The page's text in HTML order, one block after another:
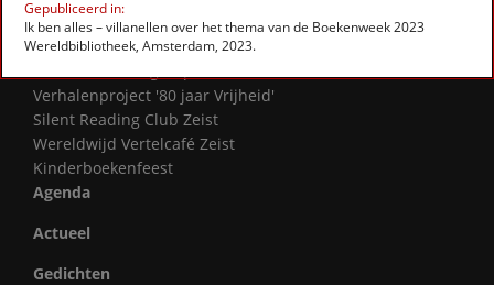
Gepubliceerd in:
Ik ben alles – villanellen over het thema van de Boekenweek 2023
Wereldbibliotheek, Amsterdam, 2023.
Boek & Film
Literatuurprijs Zeist
Verhalenproject '80 jaar Vrijheid'
Silent Reading Club Zeist
Wereldwijd Vertelcafé Zeist
Kinderboekenfeest
Agenda
Actueel
Gedichten